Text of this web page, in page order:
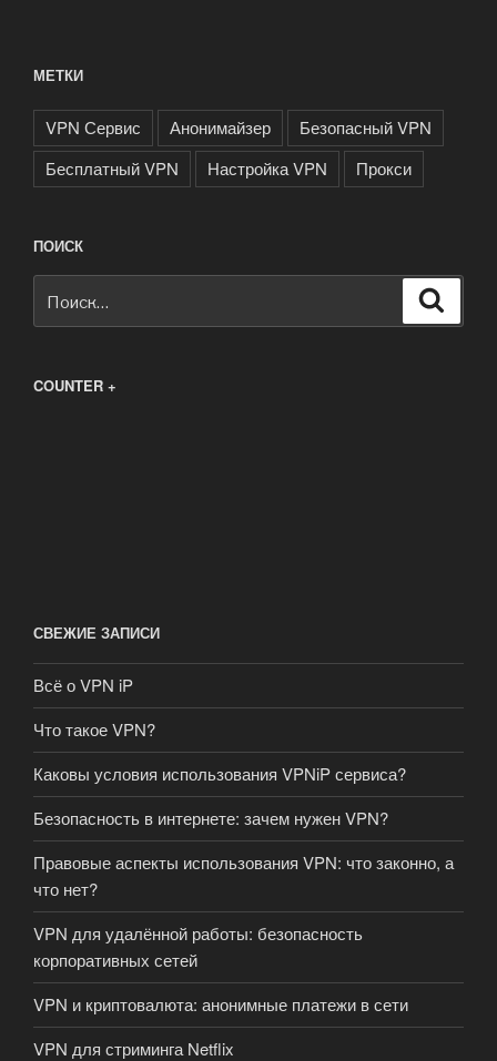
МЕТКИ
VPN Сервис Анонимайзер
Безопасный VPN
Бесплатный VPN
Настройка VPN Прокси
ПОИСК
COUNTER +
СВЕЖИЕ ЗАПИСИ
Всё о VPN iP
Что такое VPN?
Каковы условия использования VPNiP сервиса?
Безопасность в интернете: зачем нужен VPN?
Правовые аспекты использования VPN: что законно, а
что нет?
VPN для удалённой работы: безопасность
корпоративных сетей
VPN и криптовалюта: анонимные платежи в сети
VPN для стриминга Netflix